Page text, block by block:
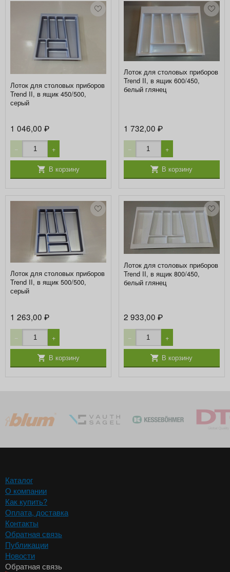
Лоток для столовых приборов
Trend II, в ящик 450/500,
серый
1 046,00₽
− +
В корзину
Лоток для столовых приборов
Trend II, в ящик 600/450,
белый глянец
1 732,00 ₽
− +
В корзину
Лоток для столовых приборов
Trend II, в ящик 500/500,
серый
1 263,00₽
− +
В корзину
Лоток для столовых приборов
Trend II, в ящик 800/450,
белый глянец
2 933,00 ₽
− +
В корзину
Каталог
О компании
Как купить?
Оплата, доставка
Контакты
Обратная связь
Публикации
Новости
Обратная связь